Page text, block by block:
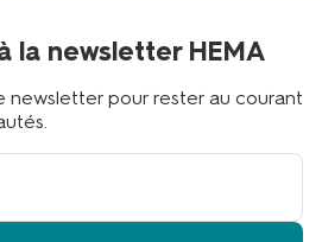
la newsletter HEMA
newsletter pour rester au courant